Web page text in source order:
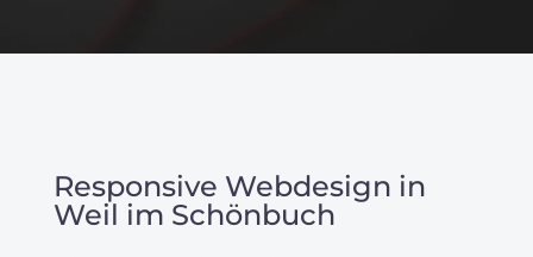
Responsive Webdesign in
Weil im Schönbuch